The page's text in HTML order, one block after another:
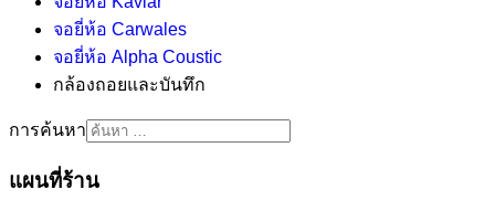
จอยี่ห้อ Carwales
จอยี่ห้อ Alpha Coustic
กล้องถอยและบันทึก
การค้นหา
แผนที่ร้าน